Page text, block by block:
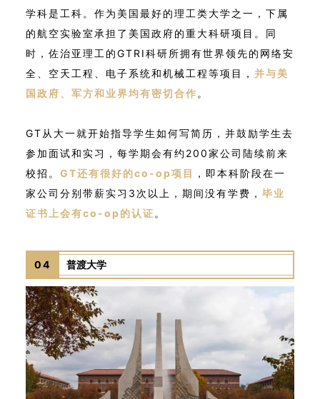
学科是工科。作为美国最好的理工类大学之一，下属
的航空实验室承担了美国政府的重大科研项目。同
时，佐治亚理工的GTRI科研所拥有世界领先的网络安
全、空天工程、电子系统和机械工程等项目， 并与美
国政府、军方和业界均有密切合作 。
GT从大一就开始指导学生如何写简历，并鼓励学生去
参加面试和实习，每学期会有约200家公司陆续前来
校招。 GT还有很好的co-op项目 ，即本科阶段在一
家公司分别带薪实习3次以上，期间没有学费， 毕业
证书上会有co-op的认证 。
04 普渡大学